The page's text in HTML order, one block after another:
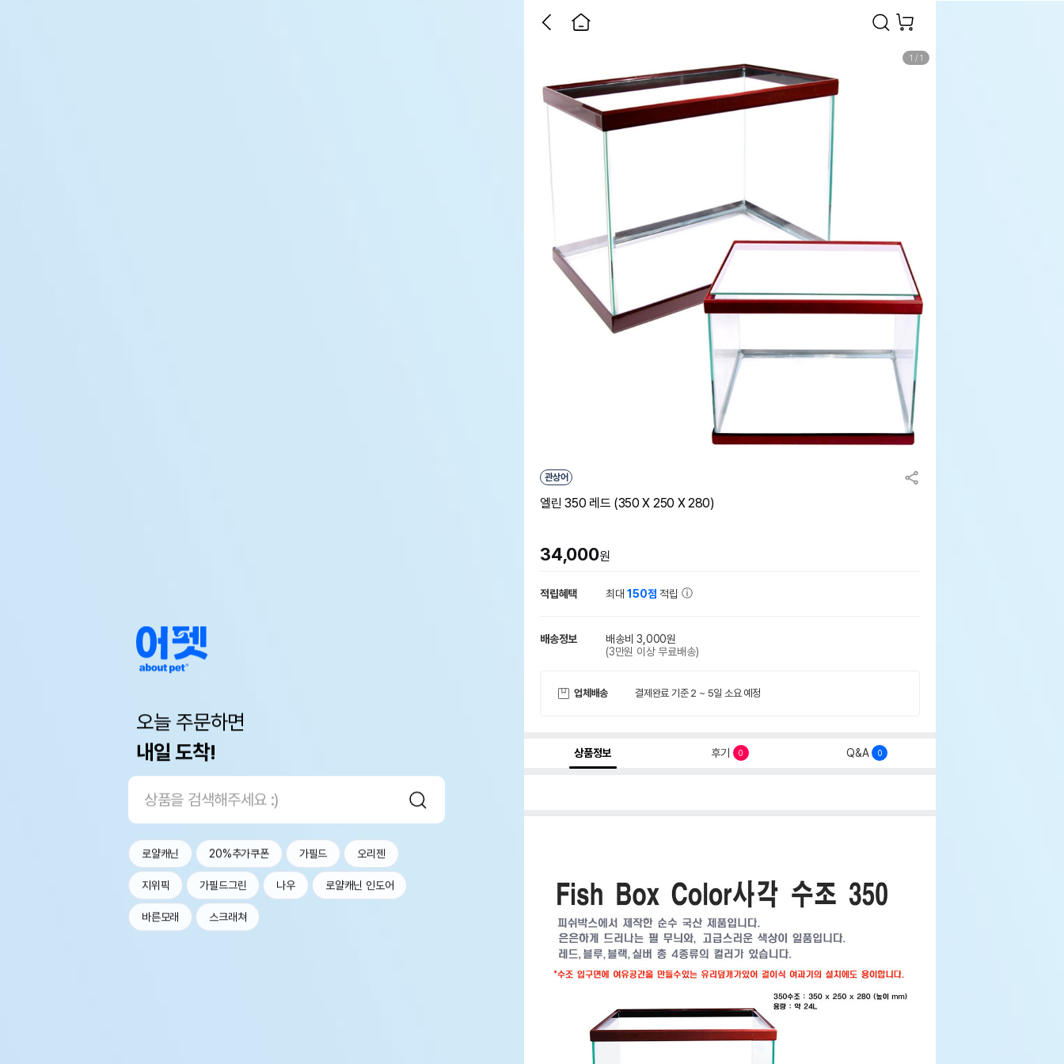
오늘 주문하면
내일 도착!
로얄캐닌 20%추가쿠폰 가필드 오리젠
지위픽 가필드그린 나우 로얄캐닌 인도어
바른모래 스크래쳐
1 / 1
관상어
엘린 350 레드 (350 X 250 X 280)
34,000원
적립혜택 최대150점 적립
배송정보
배송비 3,000원
(3만원 이상 무료배송)
업체배송 결제완료 기준 2 ~ 5일 소요 예정
상품정보 후기 0 Q&A 0